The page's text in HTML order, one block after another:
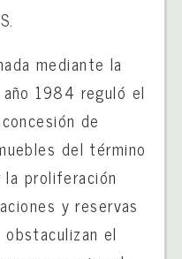
mediante la
1984 reguló el
de
del término
proliferación
y reservas
el